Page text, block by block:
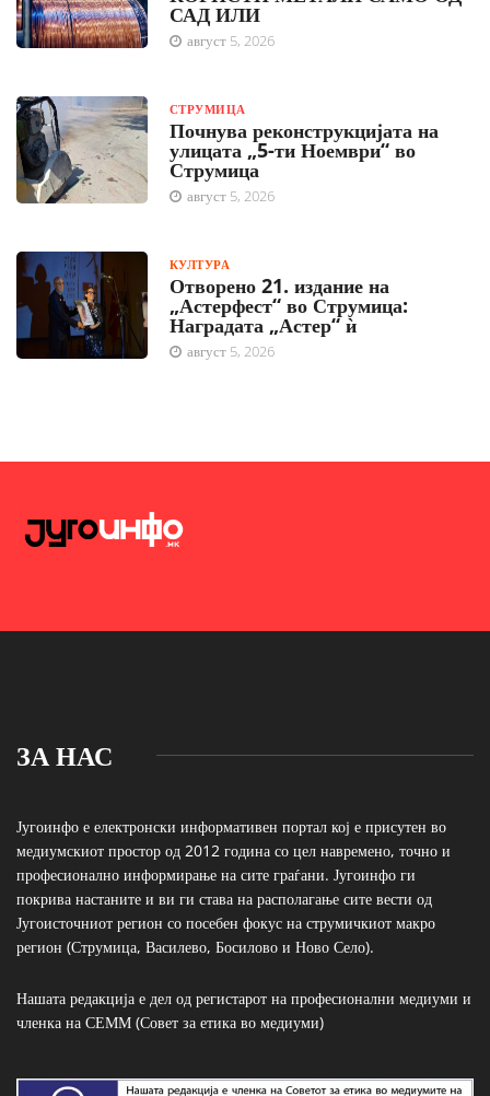
САД ИЛИ
август 5, 2026
СТРУМИЦА
Почнува реконструкцијата на
улицата „5-ти Ноември“ во
Струмица
август 5, 2026
КУЛТУРА
Отворено 21. издание на
„Астерфест“ во Струмица:
Наградата „Астер“ ѝ
август 5, 2026
ЗА НАС
Југоинфо е електронски информативен портал кој е присутен во
медиумскиот простор од 2012 година со цел навремено, точно и
професионално информирање на сите граѓани. Југоинфо ги
покрива настаните и ви ги става на располагање сите вести од
Југоисточниот регион со посебен фокус на струмичкиот макро
регион (Струмица, Василево, Босилово и Ново Село).
Нашата редакција е дел од регистарот на професионални медиуми и
членка на СЕММ (Совет за етика во медиуми)